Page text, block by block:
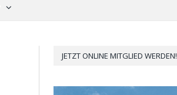
JETZT ONLINE MITGLIED WERDEN!